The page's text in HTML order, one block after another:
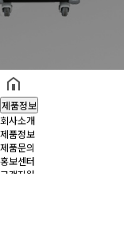
헤더설정
제품정보
회사소개
제품정보
제품문의
홍보센터
고객지원